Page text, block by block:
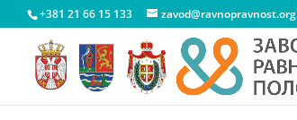
+381 21 66 15 133